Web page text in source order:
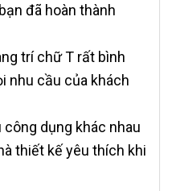
đã hoàn thành
trí chữ T rất bình
nhu cầu của khách
dụng khác nhau
thiết kế yêu thích khi